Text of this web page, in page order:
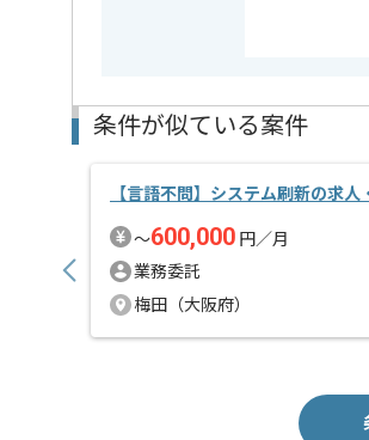
条件が似ている案件
【言語不問】システム刷新の求人
〜600,000 円／月
業務委託
梅田（大阪府）